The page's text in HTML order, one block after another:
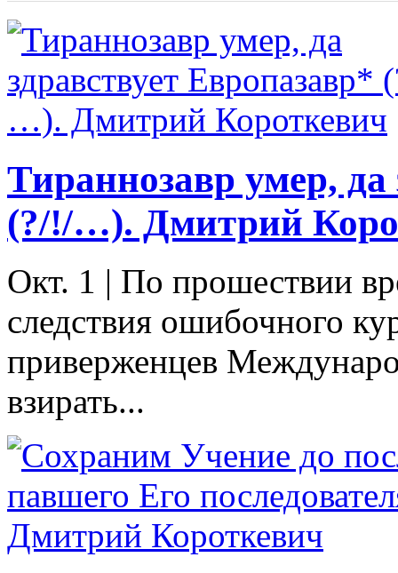
Тираннозавр умер, да
(?/!/…). Дмитрий
Окт. 1 | По прошествии
следствия ошибочного
приверженцев
взирать...